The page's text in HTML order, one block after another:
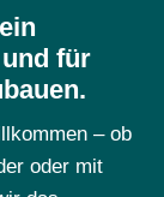
für
– ob
oder mit